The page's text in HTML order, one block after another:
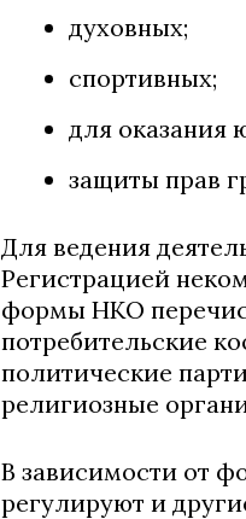
духовных;
спортивных;
для оказания
защиты прав
Для ведения
Регистрацией
формы НКО
потребительские
политические
религиозные
В зависимости от
регулируют и